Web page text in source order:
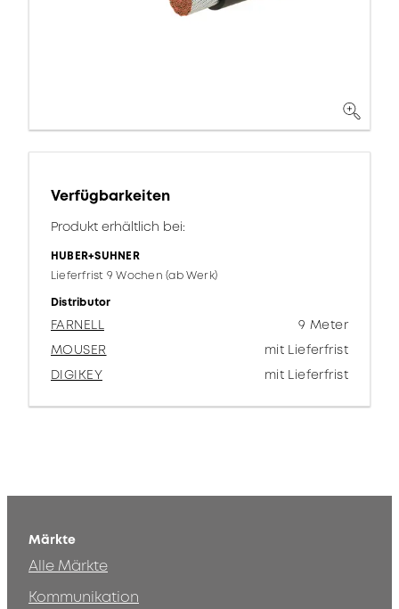
Verfügbarkeiten
Produkt erhältlich bei:
HUBER+SUHNER
Lieferfrist 9 Wochen (ab Werk)
Distributor
FARNELL
9 Meter
MOUSER
mit Lieferfrist
DIGIKEY
mit Lieferfrist
Märkte
Alle Märkte
Kommunikation